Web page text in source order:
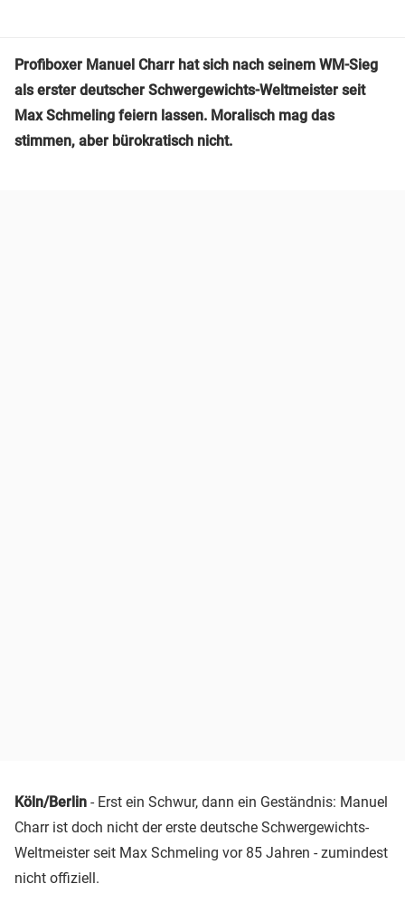
Profiboxer Manuel Charr hat sich nach seinem WM-Sieg
als erster deutscher Schwergewichts-Weltmeister seit
Max Schmeling feiern lassen. Moralisch mag das
stimmen, aber bürokratisch nicht.
Köln/Berlin - Erst ein Schwur, dann ein Geständnis: Manuel
Charr ist doch nicht der erste deutsche Schwergewichts-
Weltmeister seit Max Schmeling vor 85 Jahren - zumindest
nicht offiziell.